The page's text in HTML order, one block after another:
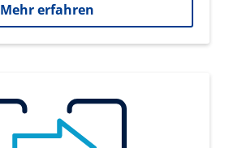
Mehr erfahren